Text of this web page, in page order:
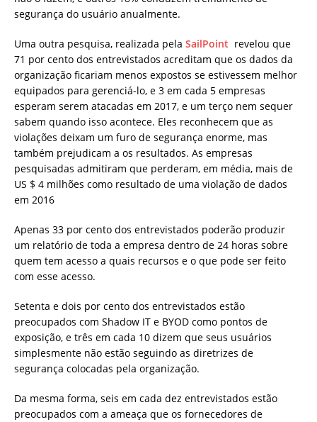
segurança do usuário anualmente.
Uma outra pesquisa, realizada pela SailPoint revelou que
71 por cento dos entrevistados acreditam que os dados da
organização ficariam menos expostos se estivessem melhor
equipados para gerenciá-lo, e 3 em cada 5 empresas
esperam serem atacadas em 2017, e um terço nem sequer
sabem quando isso acontece. Eles reconhecem que as
violações deixam um furo de segurança enorme, mas
também prejudicam a os resultados. As empresas
pesquisadas admitiram que perderam, em média, mais de
US $ 4 milhões como resultado de uma violação de dados
em 2016
Apenas 33 por cento dos entrevistados poderão produzir
um relatório de toda a empresa dentro de 24 horas sobre
quem tem acesso a quais recursos e o que pode ser feito
com esse acesso.
Setenta e dois por cento dos entrevistados estão
preocupados com Shadow IT e BYOD como pontos de
exposição, e três em cada 10 dizem que seus usuários
simplesmente não estão seguindo as diretrizes de
segurança colocadas pela organização.
Da mesma forma, seis em cada dez entrevistados estão
preocupados com a ameaça que os fornecedores de